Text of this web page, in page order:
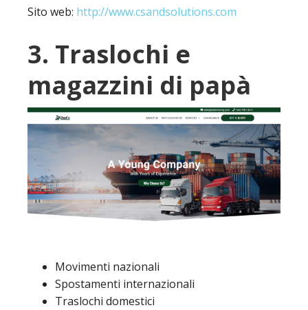
Sito web: http://www.csandsolutions.com
3. Traslochi e
magazzini di papà
Movimenti nazionali
Spostamenti internazionali
Traslochi domestici